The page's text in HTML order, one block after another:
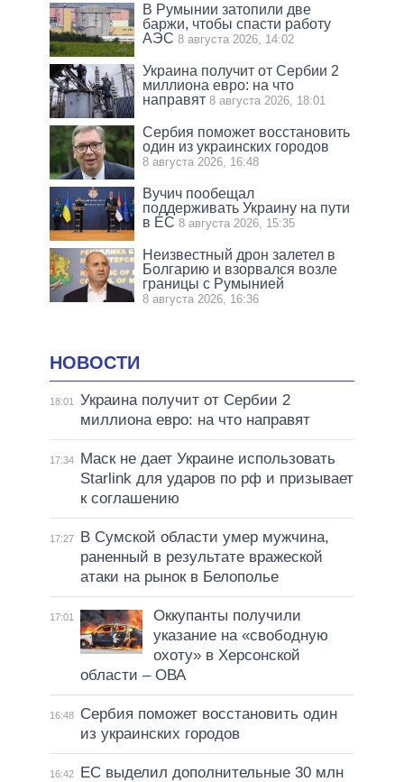
В Румынии затопили две
баржи, чтобы спасти работу
АЭС 8 августа 2026, 14:02
Украина получит от Сербии 2
миллиона евро: на что
направят 8 августа 2026, 18:01
Сербия поможет восстановить
один из украинских городов
8 августа 2026, 16:48
Вучич пообещал
поддерживать Украину на пути
в ЕС 8 августа 2026, 15:35
Неизвестный дрон залетел в
Болгарию и взорвался возле
границы с Румынией
8 августа 2026, 16:36
НОВОСТИ
18:01
Украина получит от Сербии 2
миллиона евро: на что направят
17:34
Маск не дает Украине использовать
Starlink для ударов по рф и призывает
к соглашению
17:27
В Сумской области умер мужчина,
раненный в результате вражеской
атаки на рынок в Белополье
17:01
Оккупанты получили
указание на «свободную
охоту» в Херсонской
области – ОВА
16:48
Сербия поможет восстановить один
из украинских городов
16:42
ЕС выделил дополнительные 30 млн